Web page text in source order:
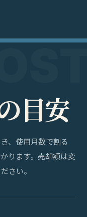
目安
、使用月数で割る
ります。売却額は変
さい。